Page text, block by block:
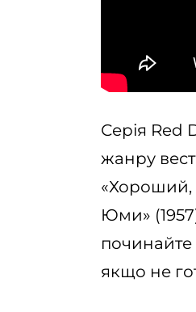
Серія Red
жанру
«Хороший,
Юми»
починайте
якщо не